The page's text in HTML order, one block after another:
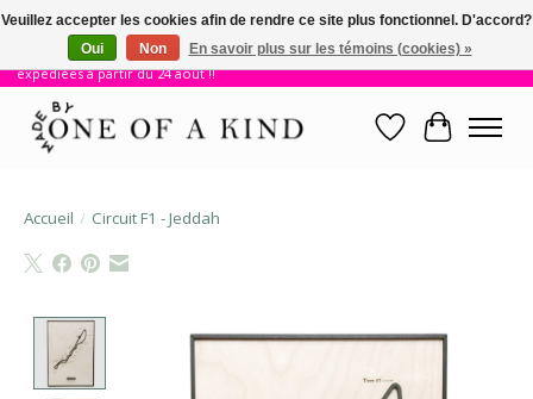
!! Nous sommes en vacances jusqu'au 23 août. Les commandes seront
expédiées à partir du 24 août !!
Liste dePanier
Accueil / Circuit F1 - Jeddah
Product image slideshow Items
Veuillez accepter les cookies afin de rendre ce site plus fonctionnel. D'accord?
Oui
Non En savoir plus sur les témoins (cookies) »